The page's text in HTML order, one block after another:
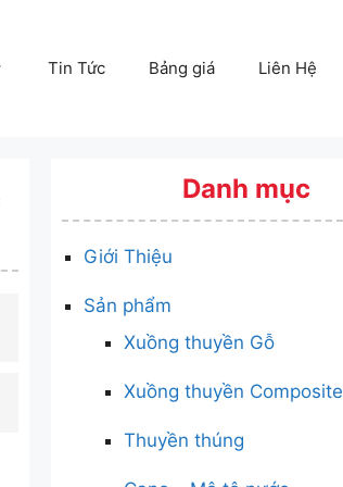
Tin Tức Bảng giá Liên Hệ
Danh mục
Giới Thiệu
Sản phẩm
Xuồng thuyền Gỗ
Xuồng thuyền Composite
Thuyền thúng